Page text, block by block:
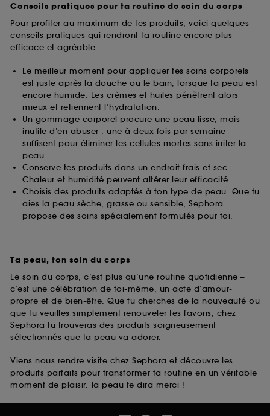
Conseils pratiques pour ta routine de soin du corps
Pour profiter au maximum de tes produits, voici quelques
conseils pratiques qui rendront ta routine encore plus
efficace et agréable :
Le meilleur moment pour appliquer tes soins corporels
est juste après la douche ou le bain, lorsque ta peau est
encore humide. Les crèmes et huiles pénètrent alors
mieux et retiennent l’hydratation.
Un gommage corporel procure une peau lisse, mais
inutile d’en abuser : une à deux fois par semaine
suffisent pour éliminer les cellules mortes sans irriter la
peau.
Conserve tes produits dans un endroit frais et sec.
Chaleur et humidité peuvent altérer leur efficacité.
Choisis des produits adaptés à ton type de peau. Que tu
aies la peau sèche, grasse ou sensible, Sephora
propose des soins spécialement formulés pour toi.
Ta peau, ton soin du corps
Le soin du corps, c’est plus qu’une routine quotidienne –
c’est une célébration de toi-même, un acte d’amour-
propre et de bien-être. Que tu cherches de la nouveauté ou
que tu veuilles simplement renouveler tes favoris, chez
Sephora tu trouveras des produits soigneusement
sélectionnés que ta peau va adorer.
Viens nous rendre visite chez Sephora et découvre les
produits parfaits pour transformer ta routine en un véritable
moment de plaisir. Ta peau te dira merci !